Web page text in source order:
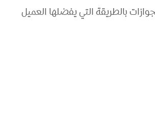
بالطريقة التي يفضلها العميل